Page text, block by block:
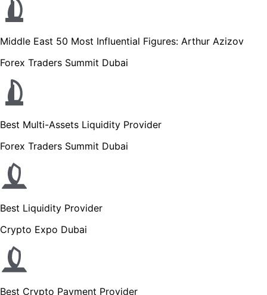
Middle East 50 Most Influential Figures: Arthur Azizov
Forex Traders Summit Dubai
Best Multi-Assets Liquidity Provider
Forex Traders Summit Dubai
Best Liquidity Provider
Crypto Expo Dubai
Best Crypto Payment Provider